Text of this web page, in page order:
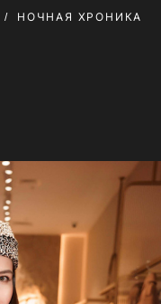
НОЧНАЯ ХРОНИКА